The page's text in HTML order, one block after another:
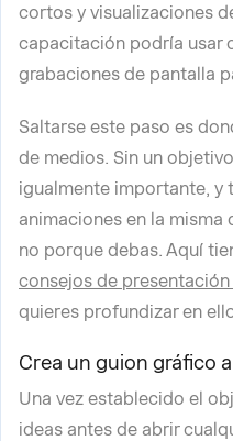
cortos y visualizaciones
capacitación podría usar
grabaciones de pantalla
Saltarse este paso es
de medios. Sin un
igualmente importante, y
animaciones en la
no porque debas. Aquí
consejos de
quieres profundizar en
Crea un guion gráfico
Una vez establecido el
ideas antes de abrir